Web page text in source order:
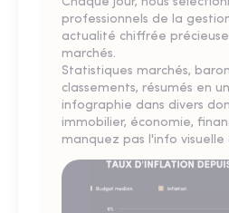
professionnels de la
actualité chiffrée
marchés.
Statistiques marchés,
classements, résumés en
infographie dans divers
immobilier, économie,
manquez pas l'info visuelle